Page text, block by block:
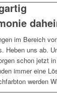
im Bereich
Heben uns ab.
schon jetzt
immer eine
werden